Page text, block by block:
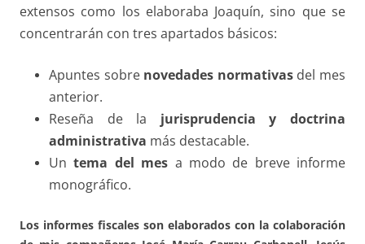
extensos como los elaboraba Joaquín, sino que se
concentrarán con tres apartados básicos:
Apuntes sobre novedades normativasdel mes
anterior.
Reseña de la jurisprudencia y doctrina
administrativa más destacable.
Untema del mes a modo de breve informe
monográfico.
Los informes fiscales son elaborados con la colaboración